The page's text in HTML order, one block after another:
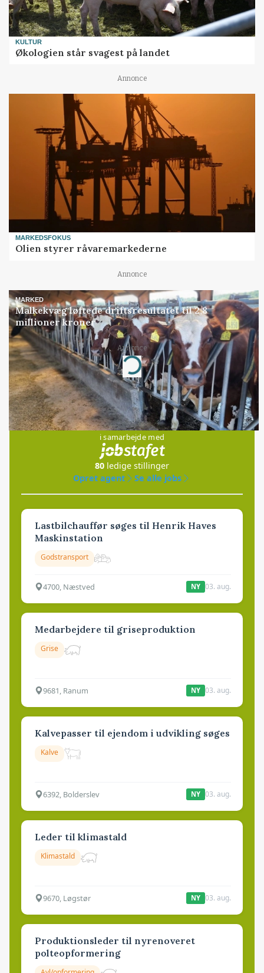
KULTUR
Økologien står svagest på landet
Annonce
MARKEDSFOKUS
Olien styrer råvaremarkederne
Annonce
MARKED
Malkekvæg løftede driftsresultatet til 2,8
millioner kroner
Annonce
Loading...
Jobs
i samarbejde med
80 ledige stillinger
Opret agent
Se alle jobs
Lastbilchauffør søges til Henrik Haves
Maskinstation
Godstransport
4700, Næstved NY 03. aug.
Medarbejdere til griseproduktion
Grise
9681, Ranum NY 03. aug.
Kalvepasser til ejendom i udvikling søges
Kalve
6392, Bolderslev NY 03. aug.
Leder til klimastald
Klimastald
9670, Løgstør NY 03. aug.
Produktionsleder til nyrenoveret
polteopformering